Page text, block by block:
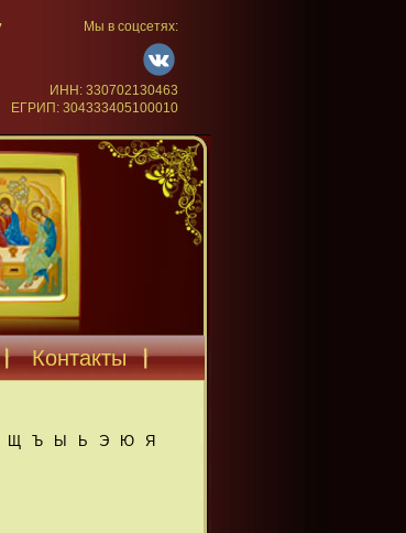
Мы в соцсетях:
ИНН: 330702130463
ЕГРИП: 304333405100010
Контакты
Щ Ъ Ы Ь Э Ю Я